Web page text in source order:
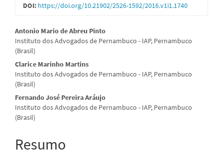
DOI: https://doi.org/10.21902/2526-1592/2016.v1i1.1740
Conteúdo
do
artigo
principal
Antonio Mario de Abreu Pinto
Instituto dos Advogados de Pernambuco - IAP, Pernambuco
(Brasil)
Clarice Marinho Martins
Instituto dos Advogados de Pernambuco - IAP, Pernambuco
(Brasil)
Fernando José Pereira Aráujo
Instituto dos Advogados de Pernambuco - IAP, Pernambuco
(Brasil)
Resumo